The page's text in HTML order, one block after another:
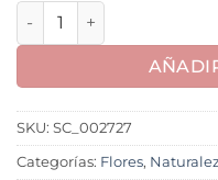
Hojas M1 - Stencil AB005
SKU: SC_002727
Categorías: Flores,